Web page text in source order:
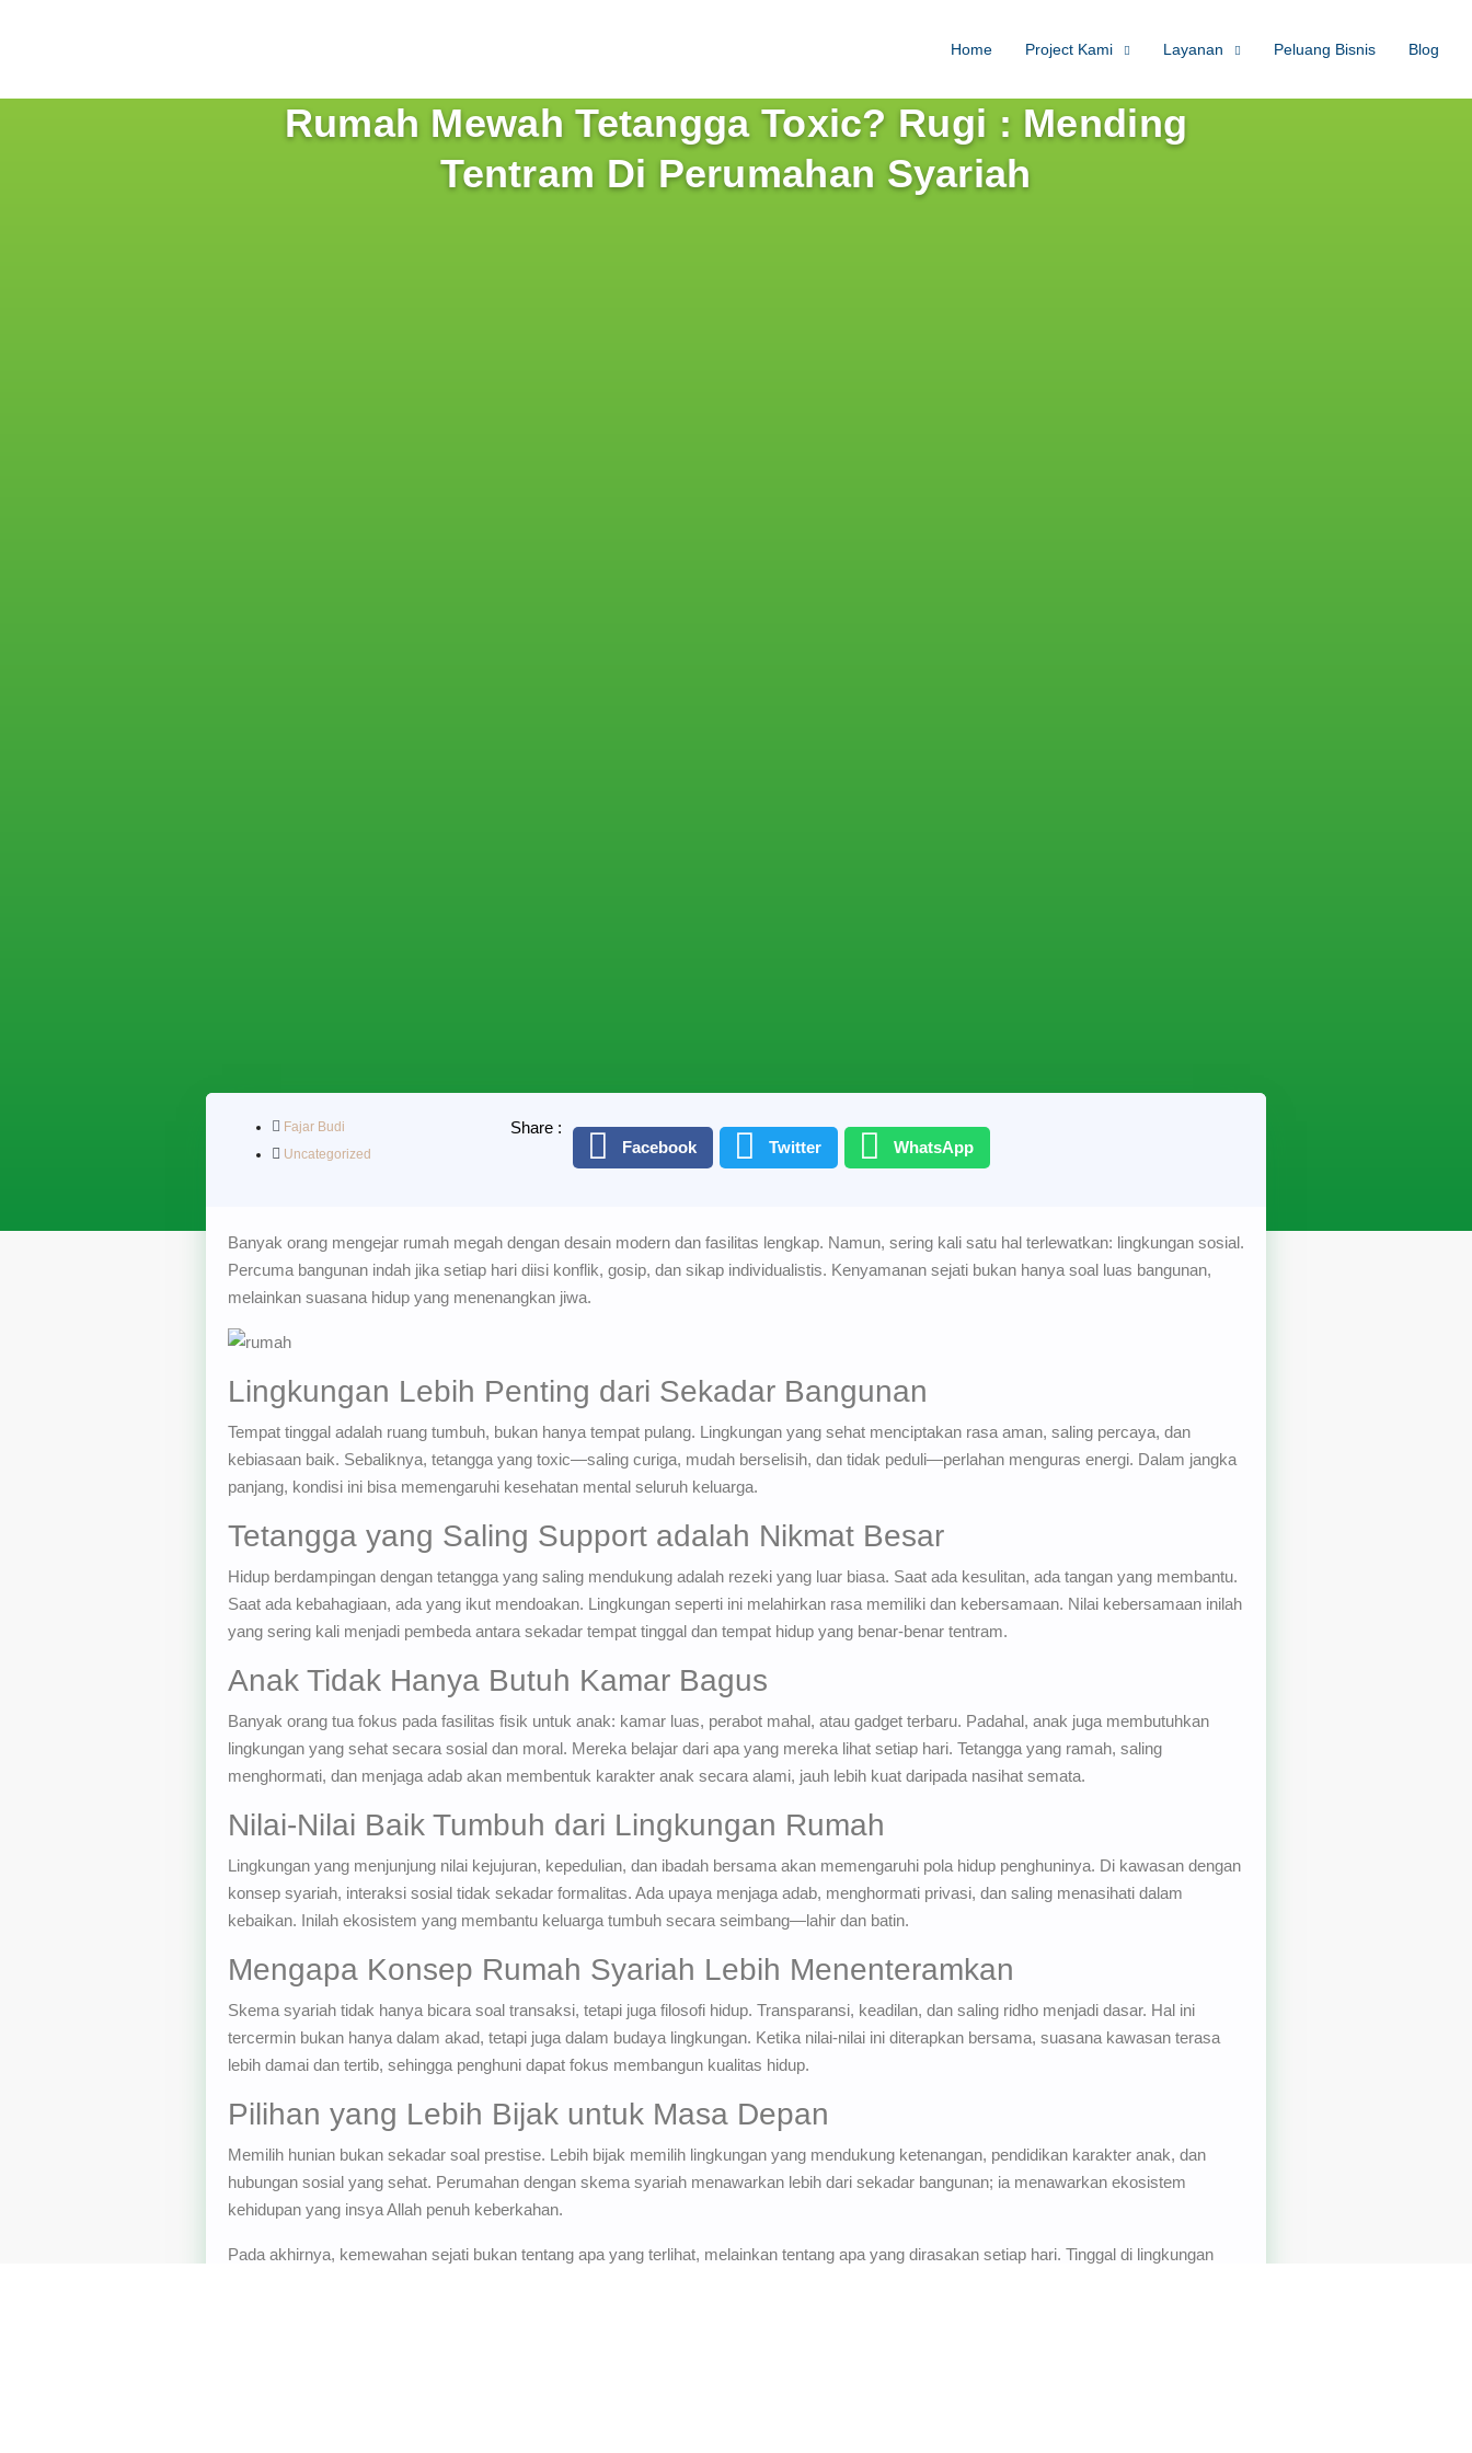
Home Project Kami Layanan Peluang Bisnis Blog
Rumah Mewah Tetangga Toxic? Rugi : Mending
Tentram Di Perumahan Syariah
Fajar Budi
Uncategorized
Share :
Facebook
Twitter WhatsApp
Banyak orang mengejar rumah megah dengan desain modern dan fasilitas lengkap. Namun, sering kali satu hal terlewatkan: lingkungan sosial.
Percuma bangunan indah jika setiap hari diisi konflik, gosip, dan sikap individualistis. Kenyamanan sejati bukan hanya soal luas bangunan,
melainkan suasana hidup yang menenangkan jiwa.
Lingkungan Lebih Penting dari Sekadar Bangunan
Tempat tinggal adalah ruang tumbuh, bukan hanya tempat pulang. Lingkungan yang sehat menciptakan rasa aman, saling percaya, dan
kebiasaan baik. Sebaliknya, tetangga yang toxic—saling curiga, mudah berselisih, dan tidak peduli—perlahan menguras energi. Dalam jangka
panjang, kondisi ini bisa memengaruhi kesehatan mental seluruh keluarga.
Tetangga yang Saling Support adalah Nikmat Besar
Hidup berdampingan dengan tetangga yang saling mendukung adalah rezeki yang luar biasa. Saat ada kesulitan, ada tangan yang membantu.
Saat ada kebahagiaan, ada yang ikut mendoakan. Lingkungan seperti ini melahirkan rasa memiliki dan kebersamaan. Nilai kebersamaan inilah
yang sering kali menjadi pembeda antara sekadar tempat tinggal dan tempat hidup yang benar-benar tentram.
Anak Tidak Hanya Butuh Kamar Bagus
Banyak orang tua fokus pada fasilitas fisik untuk anak: kamar luas, perabot mahal, atau gadget terbaru. Padahal, anak juga membutuhkan
lingkungan yang sehat secara sosial dan moral. Mereka belajar dari apa yang mereka lihat setiap hari. Tetangga yang ramah, saling
menghormati, dan menjaga adab akan membentuk karakter anak secara alami, jauh lebih kuat daripada nasihat semata.
Nilai-Nilai Baik Tumbuh dari Lingkungan Rumah
Lingkungan yang menjunjung nilai kejujuran, kepedulian, dan ibadah bersama akan memengaruhi pola hidup penghuninya. Di kawasan dengan
konsep syariah, interaksi sosial tidak sekadar formalitas. Ada upaya menjaga adab, menghormati privasi, dan saling menasihati dalam
kebaikan. Inilah ekosistem yang membantu keluarga tumbuh secara seimbang—lahir dan batin.
Mengapa Konsep Rumah Syariah Lebih Menenteramkan
Skema syariah tidak hanya bicara soal transaksi, tetapi juga filosofi hidup. Transparansi, keadilan, dan saling ridho menjadi dasar. Hal ini
tercermin bukan hanya dalam akad, tetapi juga dalam budaya lingkungan. Ketika nilai-nilai ini diterapkan bersama, suasana kawasan terasa
lebih damai dan tertib, sehingga penghuni dapat fokus membangun kualitas hidup.
Pilihan yang Lebih Bijak untuk Masa Depan
Memilih hunian bukan sekadar soal prestise. Lebih bijak memilih lingkungan yang mendukung ketenangan, pendidikan karakter anak, dan
hubungan sosial yang sehat. Perumahan dengan skema syariah menawarkan lebih dari sekadar bangunan; ia menawarkan ekosistem
kehidupan yang insya Allah penuh keberkahan.
Pada akhirnya, kemewahan sejati bukan tentang apa yang terlihat, melainkan tentang apa yang dirasakan setiap hari. Tinggal di lingkungan